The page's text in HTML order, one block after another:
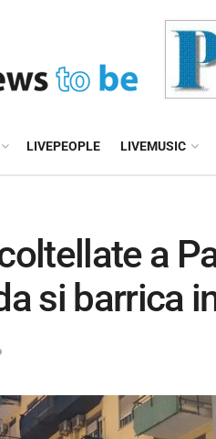
LIVEPEOPLE LIVEMUSIC
a
si barrica